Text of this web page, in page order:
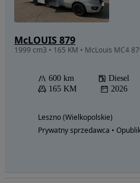
McLOUIS 879
1999 cm3 • 165 KM • McLouis MC4
600 km Diesel
165 KM
2026
Leszno (Wielkopolskie)
Prywatny sprzedawca •